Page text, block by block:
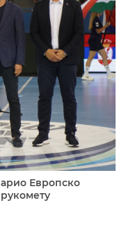
Европско